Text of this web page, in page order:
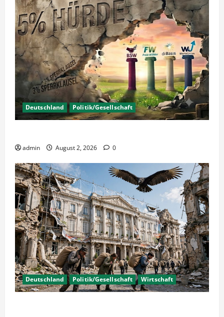
Deutschland Politik/Gesellschaft
admin August 2, 2026 0
Deutschland Politik/Gesellschaft Wirtschaft